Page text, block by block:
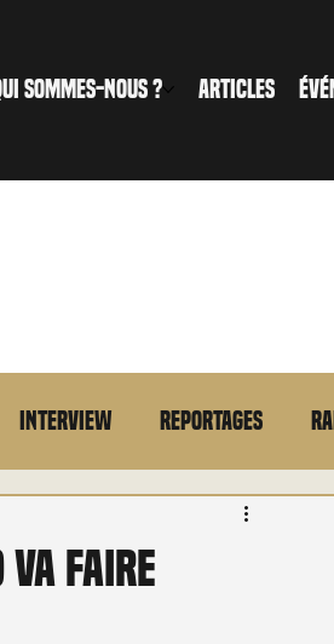
SOMMES-NOUS ? ARTICLES
Interview Reportages
va faire